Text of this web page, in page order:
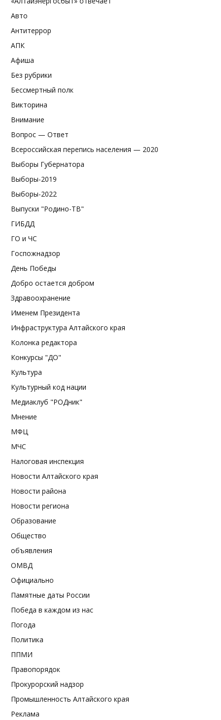
Авто
Антитеррор
АПК
Афиша
Без рубрики
Бессмертный полк
Викторина
Внимание
Вопрос — Ответ
Всероссийская перепись населения — 2020
Выборы Губернатора
Выборы-2019
Выборы-2022
Выпуски "Родино-ТВ"
ГИБДД
ГО и ЧС
Госпожнадзор
День Победы
Добро остается добром
Здравоохранение
Именем Президента
Инфраструктура Алтайского края
Колонка редактора
Конкурсы "ДО"
Культура
Культурный код нации
Медиаклуб "РОДник"
Мнение
МФЦ
МЧС
Налоговая инспекция
Новости Алтайского края
Новости района
Новости региона
Образование
Общество
объявления
ОМВД
Официально
Памятные даты России
Победа в каждом из нас
Погода
Политика
ППМИ
Правопорядок
Прокурорский надзор
Промышленность Алтайского края
Реклама